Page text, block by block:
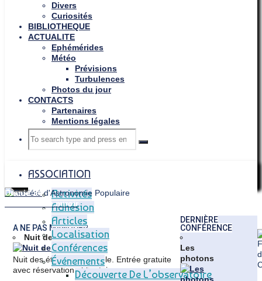
Divers
Curiosités
BIBLIOTHEQUE
ACTUALITE
Ephémérides
Météo
Prévisions
Turbulences
Photos du jour
CONTACTS
Partenaires
Mentions légales
Search
Search
Search
ASSOCIATION
Activités
Adhésion
Articles
Localisation
Conférences
Événements
Découverte De L’observatoire
Articles
Uranie 34
Ô mon beau miroir
A NE PAS MANQUER
Nuit des étoiles 2026
Nuit des étoiles inoubliable. Entrée gratuite
avec réservation obligatoire.
DERNIÈRE
CONFÉRENCE
Les
photons